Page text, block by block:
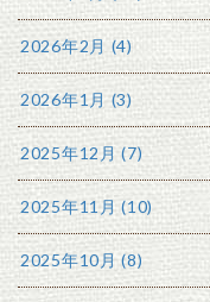
2026年2月 (4)
2026年1月 (3)
2025年12月 (7)
2025年11月 (10)
2025年10月 (8)